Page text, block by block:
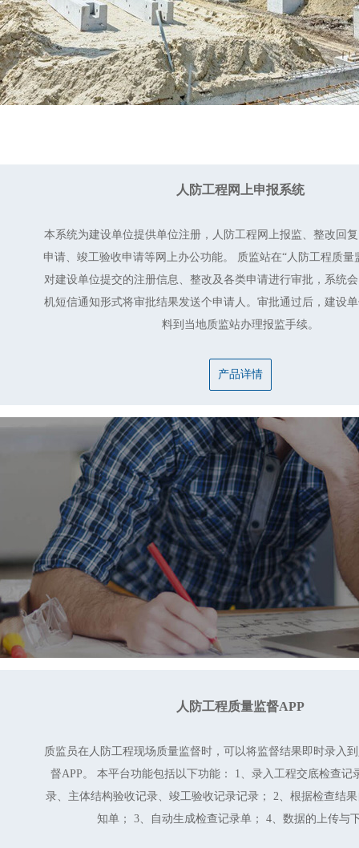
人防工程网上申报系统
本系统为建设单位提供单位注册，人防工程网上报监、整改回
申请、竣工验收申请等网上办公功能。 质监站在“人防工程质量
对建设单位提交的注册信息、整改及各类申请进行审批，系统
机短信通知形式将审批结果发送个申请人。审批通过后，建设
料到当地质监站办理报监手续。
产品详情
人防工程质量验收系统
人防工程质量监督APP
质监员在人防工程现场质量监督时，可以将监督结果即时录入
督APP。 本平台功能包括以下功能： 1、录入工程交底检查记
录、主体结构验收记录、竣工验收记录记录； 2、根据检查结
知单； 3、自动生成检查记录单； 4、数据的上传与